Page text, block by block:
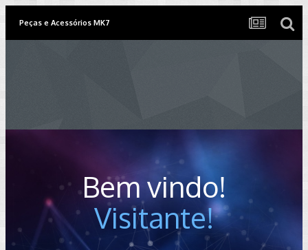
Peças e Acessórios MK7
Bem vindo!
Visitante!